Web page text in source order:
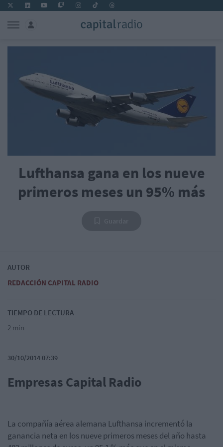
Lufthansa gana en los nueve
primeros meses un 95% más
AUTOR
REDACCIÓN CAPITAL RADIO
TIEMPO DE LECTURA
2 min
30/10/2014 07:39
Empresas Capital Radio
La compañía aérea alemana Lufthansa incrementó la
ganancia neta en los nueve primeros meses del año hasta